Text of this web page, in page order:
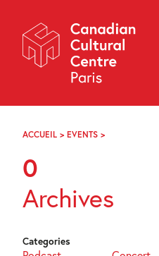
Navigation
About
Programming
Off-Site
Explore
Archives
FR
ACCUEIL > EVENTS >
0
Archives
Categories